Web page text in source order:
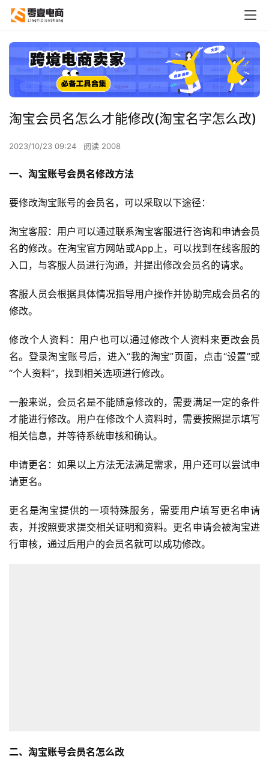
页
淘宝会员名怎么才能修改(淘宝名字怎么改)
2023/10/23 09:24 阅读 2008
一、淘宝账号会员名修改方法
要修改淘宝账号的会员名，可以采取以下途径：
淘宝客服：用户可以通过联系淘宝客服进行咨询和申请会员
名的修改。在淘宝官方网站或App上，可以找到在线客服的
入口，与客服人员进行沟通，并提出修改会员名的请求。
客服人员会根据具体情况指导用户操作并协助完成会员名的
修改。
修改个人资料：用户也可以通过修改个人资料来更改会员
名。登录淘宝账号后，进入“我的淘宝”页面，点击“设置”或
“个人资料”，找到相关选项进行修改。
一般来说，会员名是不能随意修改的，需要满足一定的条件
才能进行修改。用户在修改个人资料时，需要按照提示填写
相关信息，并等待系统审核和确认。
申请更名：如果以上方法无法满足需求，用户还可以尝试申
请更名。
更名是淘宝提供的一项特殊服务，需要用户填写更名申请
表，并按照要求提交相关证明和资料。更名申请会被淘宝进
行审核，通过后用户的会员名就可以成功修改。
二、淘宝账号会员名怎么改